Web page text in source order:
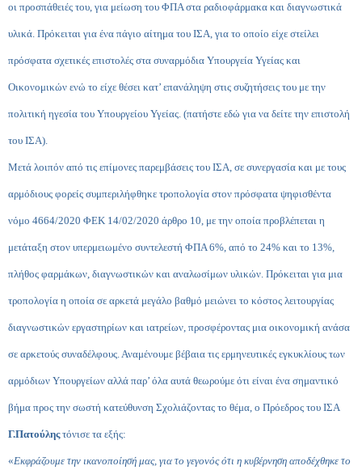
οι προσπάθειές του, για μείωση του ΦΠΑ στα ραδιοφάρμακα και διαγνωστικά
υλικά. Πρόκειται για ένα πάγιο αίτημα του ΙΣΑ, για το οποίο είχε στείλει
πρόσφατα σχετικές επιστολές στα συναρμόδια Υπουργεία Υγείας και
Οικονομικών ενώ το είχε θέσει κατ’ επανάληψη στις συζητήσεις του με την
πολιτική ηγεσία του Υπουργείου Υγείας. (πατήστε εδώ για να δείτε την επιστολή
του ΙΣΑ).
Μετά λοιπόν από τις επίμονες παρεμβάσεις του ΙΣΑ, σε συνεργασία και με τους
αρμόδιους φορείς συμπεριλήφθηκε τροπολογία στον πρόσφατα ψηφισθέντα
νόμο 4664/2020 ΦΕΚ 14/02/2020 άρθρο 10, με την οποία προβλέπεται η
μετάταξη στον υπερμειωμένο συντελεστή ΦΠΑ 6%, από το 24% και το 13%,
πλήθος φαρμάκων, διαγνωστικών και αναλωσίμων υλικών. Πρόκειται για μια
τροπολογία η οποία σε αρκετά μεγάλο βαθμό μειώνει το κόστος λειτουργίας
διαγνωστικών εργαστηρίων και ιατρείων, προσφέροντας μια οικονομική ανάσα
σε αρκετούς συναδέλφους. Αναμένουμε βέβαια τις ερμηνευτικές εγκυκλίους των
αρμόδιων Υπουργείων αλλά παρ’ όλα αυτά θεωρούμε ότι είναι ένα σημαντικό
βήμα προς την σωστή κατεύθυνση Σχολιάζοντας το θέμα, ο Πρόεδρος του ΙΣΑ
Γ.Πατούληςτόνισε τα εξής:
«Εκφράζουμε την ικανοποίησή μας, για το γεγονός ότι η κυβέρνηση αποδέχθηκε το